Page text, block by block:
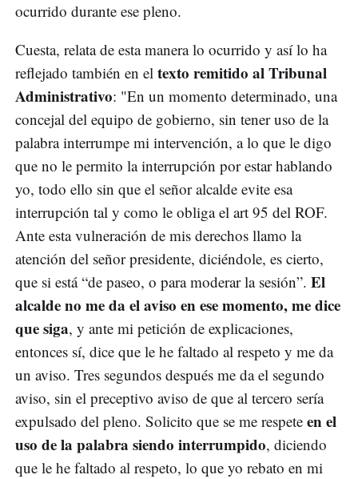
ocurrido durante ese pleno.
Cuesta, relata de esta manera lo ocurrido y así lo ha
reflejado también en el texto remitido al Tribunal
Administrativo: "En un momento determinado, una
concejal del equipo de gobierno, sin tener uso de la
palabra interrumpe mi intervención, a lo que le digo
que no le permito la interrupción por estar hablando
yo, todo ello sin que el señor alcalde evite esa
interrupción tal y como le obliga el art 95 del ROF.
Ante esta vulneración de mis derechos llamo la
atención del señor presidente, diciéndole, es cierto,
que si está “de paseo, o para moderar la sesión”. El
alcalde no me da el aviso en ese momento, me dice
que siga, y ante mi petición de explicaciones,
entonces sí, dice que le he faltado al respeto y me da
un aviso. Tres segundos después me da el segundo
aviso, sin el preceptivo aviso de que al tercero sería
expulsado del pleno. Solicito que se me respete en el
uso de la palabra siendo interrumpido, diciendo
que le he faltado al respeto, lo que yo rebato en mi